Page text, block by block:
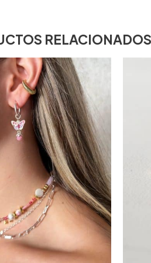
RELACIONADOS